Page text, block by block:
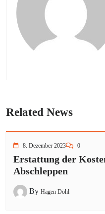
Related News
8. Dezember 2023 0
Erstattung der
Abschleppen
By Hagen Döhl